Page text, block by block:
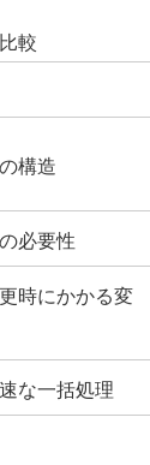
較
構造
必要性
時にかかる変
な一括処理